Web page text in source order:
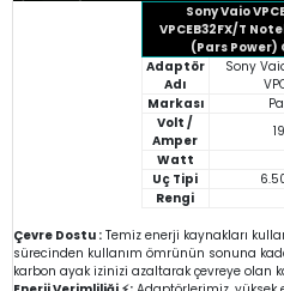
Sony Vaio
VPCEB32FX/T
(Pars Power)
Adaptör
Adı
Sony
Markası
Volt /
Amper
Watt
Uç Tipi
Rengi
Çevre Dostu : Temiz enerji kaynakları
sürecinden kullanım ömrünün sonuna
karbon ayak izinizi azaltarak çevreye olan